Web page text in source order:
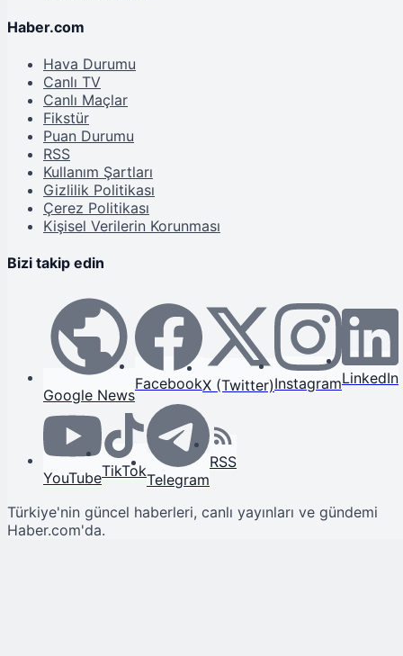
Haber.com
Hava Durumu
Canlı TV
Canlı Maçlar
Fikstür
Puan Durumu
RSS
Kullanım Şartları
Gizlilik Politikası
Çerez Politikası
Kişisel Verilerin Korunması
Bizi takip edin
Google News
FacebookX (Twitter)InstagramLinkedIn
YouTubeTikTokTelegram
RSS
Türkiye'nin güncel haberleri, canlı yayınları ve gündemi
Haber.com'da.